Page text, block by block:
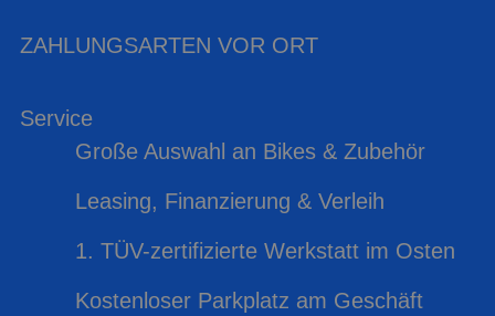
ZAHLUNGSARTEN VOR ORT
Service
Große Auswahl an Bikes & Zubehör
Leasing, Finanzierung & Verleih
1. TÜV-zertifizierte Werkstatt im Osten
Kostenloser Parkplatz am Geschäft